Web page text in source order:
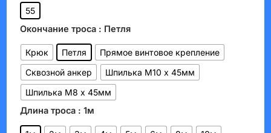
55
Окончание троса : Петля
Крюк Петля
Прямое винтовое крепление
Сквозной анкер
Шпилька М10 х 45мм
Шпилька М8 х 45мм
Длина троса : 1м